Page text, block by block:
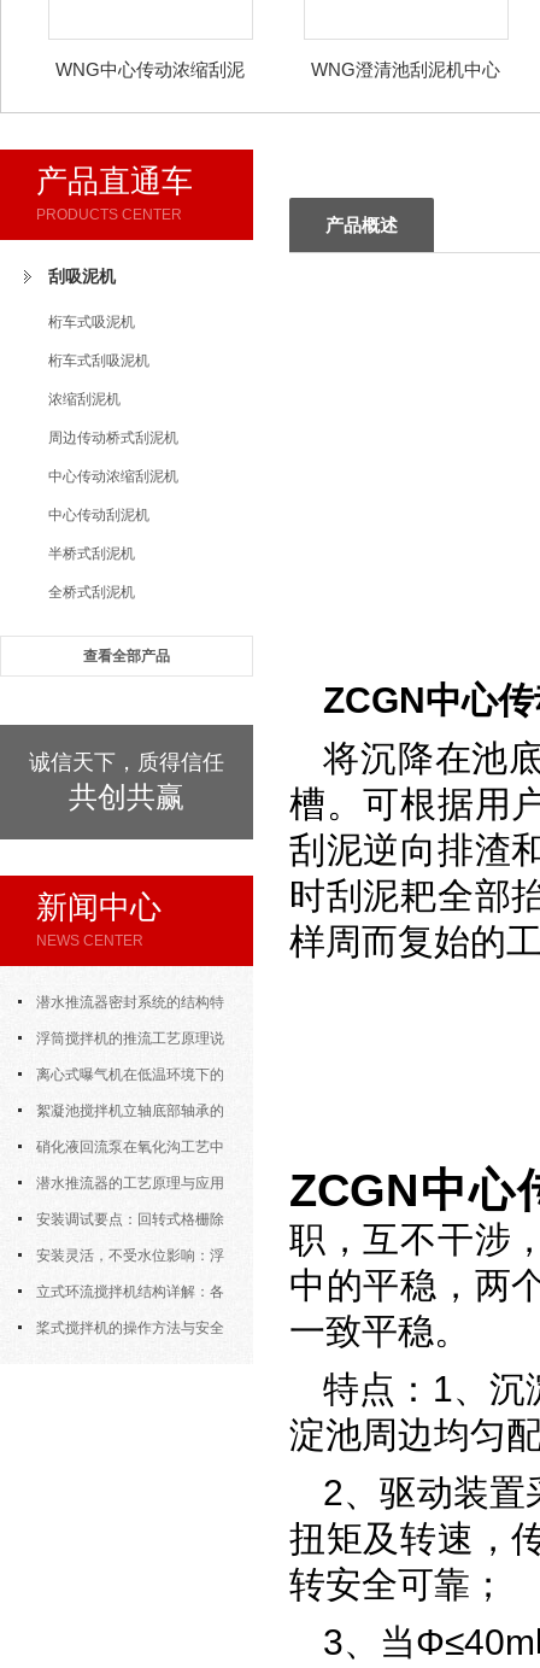
WNG中心传动浓缩刮泥
WNG澄清池刮泥机中心
产品直通车
PRODUCTS CENTER
刮吸泥机
桁车式吸泥机
桁车式刮吸泥机
浓缩刮泥机
周边传动桥式刮泥机
中心传动浓缩刮泥机
中心传动刮泥机
半桥式刮泥机
全桥式刮泥机
查看全部产品
诚信天下，质得信任
共创共赢
新闻中心
NEWS CENTER
潜水推流器密封系统的结构特
点与渗漏故障处理
浮筒搅拌机的推流工艺原理说
明 离心式曝气机在低温环境下的
运行特性与防冻措施
絮凝池搅拌机立轴底部轴承的
密封防水与免维护设计
硝化液回流泵在氧化沟工艺中
的布置位置对回流效果的影响
潜水推流器的工艺原理与应用
逻辑安装调试要点：回转式格栅除
污机的土建配合要求与水平度校准
安装灵活，不受水位影响：浮
筒式曝气机的结构优势与适用场景
立式环流搅拌机结构详解：各
部件的功能与协同
桨式搅拌机的操作方法与安全
产品概述
ZCGN中心
将沉降在池
槽。可根据用
刮泥逆向排渣
时刮泥耙全部
样周而复始的
ZCGN中心
职，互不干涉
中的平稳，两
一致平稳。
特点：1、沉
淀池周边均匀
2、驱动装置
扭矩及转速，
转安全可靠；
3、当